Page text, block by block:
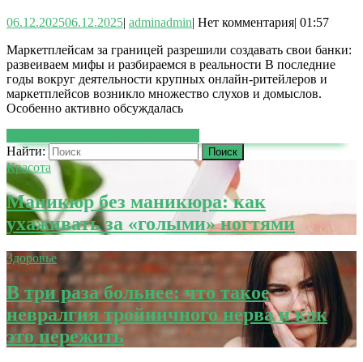
06.12.202506.12.2025| adminadmin| Нет комментария| 01:57
Маркетплейсам за границей разрешили создавать свои банки:
развеиваем мифы и разбираемся в реальности В последние
годы вокруг деятельности крупных онлайн-ритейлеров и
маркетплейсов возникло множество слухов и домыслов.
Особенно активно обсуждалась
Найти:
Красота
Маникюр без маникюра: как
ухаживать за «голыми» ногтями
Здоровье
В три раза больнее: что такое
невралгия тройничного нерва и как
это пережить